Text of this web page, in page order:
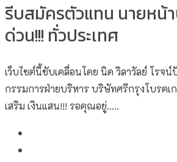
รีบสมัครตัวแทน นายหน้
ด่วน!!! ทั่วประเทศ
เว็บไซต์นี้ขับเคลื่อนโดย นิด วิลาวัลย์​ โรจ
กรรมการฝ่ายบริหาร บริษัทศรีกรุงโบรคเ
เสริม เงินแสน!!! รอคุณอยู่.....